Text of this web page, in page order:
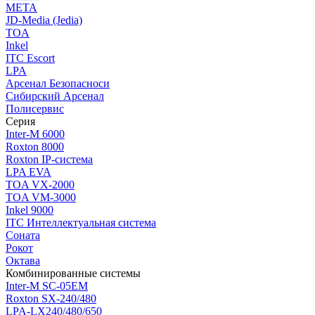
МЕТА
JD-Media (Jedia)
TOA
Inkel
ITC Escort
LPA
Арсенал Безопасноси
Сибирский Арсенал
Полисервис
Серия
Inter-M 6000
Roxton 8000
Roxton IP-система
LPA EVA
TOA VX-2000
TOA VM-3000
Inkel 9000
ITC Интеллектуальная система
Соната
Рокот
Октава
Комбинированные системы
Inter-M SC-05EM
Roxton SX-240/480
LPA-LX240/480/650